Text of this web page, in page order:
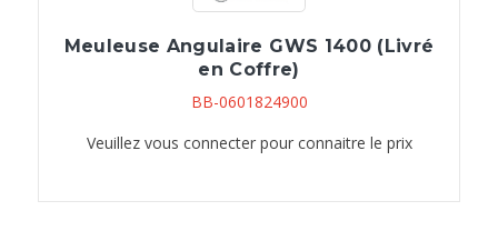
Meuleuse Angulaire GWS 1400 (Livré
en Coffre)
BB-0601824900
Veuillez vous connecter pour connaitre le prix